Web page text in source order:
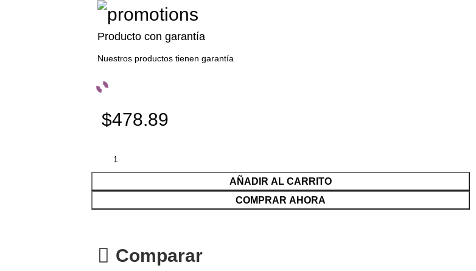
Producto con garantía
Nuestros productos tienen garantía
$478.89
AÑADIR AL CARRITO
COMPRAR AHORA
Comparar